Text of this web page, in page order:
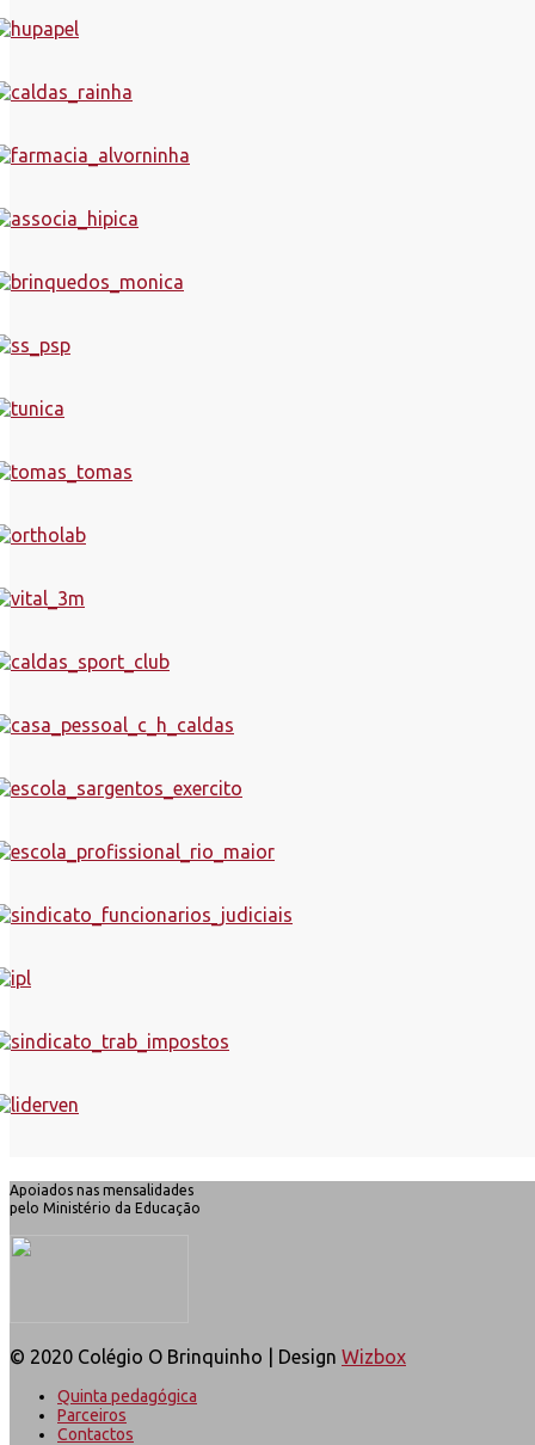
Apoiados nas mensalidades
pelo Ministério da Educação
© 2020 Colégio O Brinquinho | Design Wizbox
Quinta pedagógica
Parceiros
Contactos